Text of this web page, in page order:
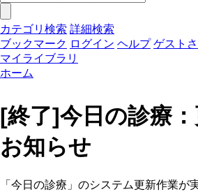
カテゴリ検索 詳細検索
ブックマーク ログイン ヘルプ ゲスト
マイライブラリ
ホーム
[終了]今日の診療
お知らせ
「今日の診療」のシステム更新作業が